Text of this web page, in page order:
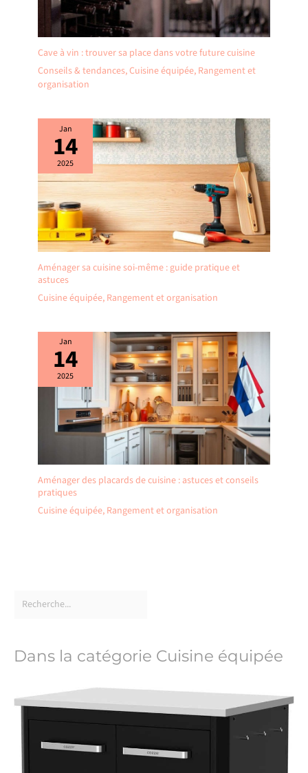
Cave à vin : trouver sa place dans votre future cuisine
Conseils & tendances,Cuisine équipée, Rangement et
organisation
Jan
14
2025
Aménager sa cuisine soi-même : guide pratique et
astuces
Cuisine équipée, Rangement et organisation
Jan
14
2025
Aménager des placards de cuisine : astuces et conseils
pratiques
Cuisine équipée, Rangement et organisation
Dans la catégorie Cuisine équipée